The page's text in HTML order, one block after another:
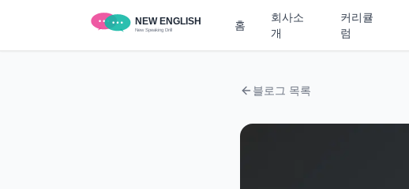
홈
회사소
개
커리큘
럼
블로그 목록